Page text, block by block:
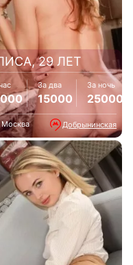
29 ЛЕТ
За два
15000
За ночь
25000
Москва Добрынинская